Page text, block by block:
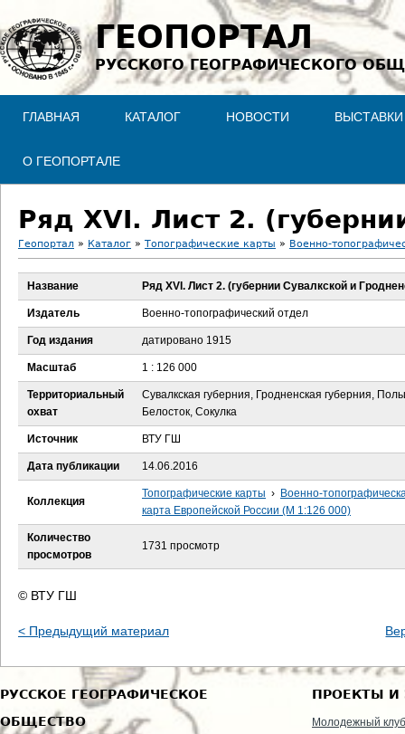
Jump to navigation
ГЕОПОРТАЛ
РУССКОГО ГЕОГРАФИЧЕСКОГО
ГЛАВНАЯ КАТАЛОГ НОВОСТИ ВЫСТАВКИ
О ГЕОПОРТАЛЕ
Ряд XVI. Лист 2.
В
ы
д
е
с
ь
Геопортал » Каталог » Топографические карты » Военно-
Название Ряд XVI. Лист 2. (губернии Сувалкской и
Издатель Военно-топографический отдел
Год издания датировано 1915
Масштаб 1 : 126 000
Территориальный
охват
Сувалкская губерния, Гродненская губерния,
Белосток, Сокулка
Источник ВТУ ГШ
Дата публикации 14.06.2016
Коллекция
Топографические карты › Военно-
карта Европейской России (М 1:126 000)
Количество
просмотров
1731 просмотр
© ВТУ ГШ
< Предыдущий материал
РУССКОЕ ГЕОГРАФИЧЕСКОЕ
ОБЩЕСТВО
ПРОЕКТЫ И
Молодежный клуб